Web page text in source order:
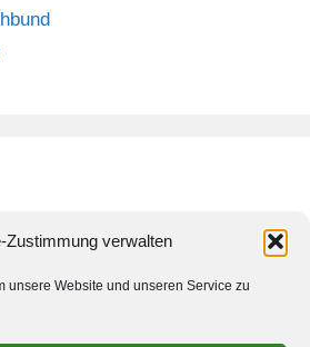
Zustimmung verwalten
unsere Website und unseren Service zu